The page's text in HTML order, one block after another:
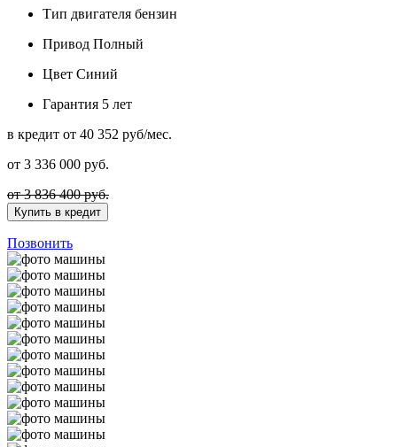
Тип двигателя бензин
Привод Полный
Цвет Синий
Гарантия 5 лет
в кредит от 40 352 руб/мес.
от 3 336 000 руб.
от 3 836 400 руб.
Купить в кредит
Позвонить